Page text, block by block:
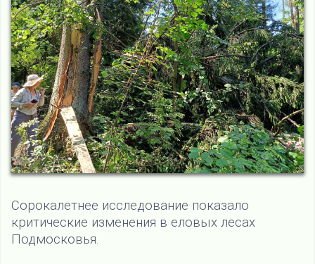
Сорокалетнее исследование показало
критические изменения в еловых лесах
Подмосковья.